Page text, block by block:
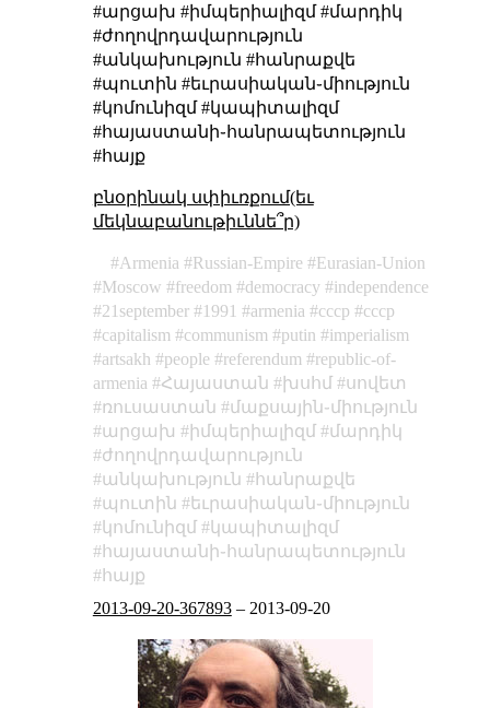
#արցախ #իմպերիալիզմ #մարդիկ
#ժողովրդավարություն
#անկախություն #հանրաքվե
#պուտին #եւրասիական֊միություն
#կոմունիզմ #կապիտալիզմ
#հայաստանի֊հանրապետություն
#հայք
բնօրինակ սփիւռքում(եւ
մեկնաբանութիւննե՞ր)
Armenia Russian-Empire
Eurasian-Union
Moscow
freedom democracy
independence
21september
1991 armenia cccp
ссср
capitalism
communism putin
imperialism
artsakh
people referendum
republic-of-
armenia
Հայաստան խսհմ
սովետ
ռուսաստան
մաքսային֊միություն
արցախ
իմպերիալիզմ
մարդիկ
ժողովրդավարություն
անկախություն
հանրաքվե
պուտին
եւրասիական֊միություն
կոմունիզմ
կապիտալիզմ
հայաստանի֊հանրապետություն
հայք
2013-09-20-367893– 2013-09-20